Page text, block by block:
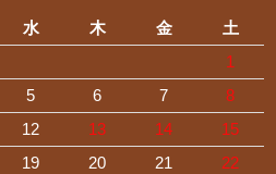
水 木 金
土
1
5 6 7
8
12 13 14
15
19 20 21
22